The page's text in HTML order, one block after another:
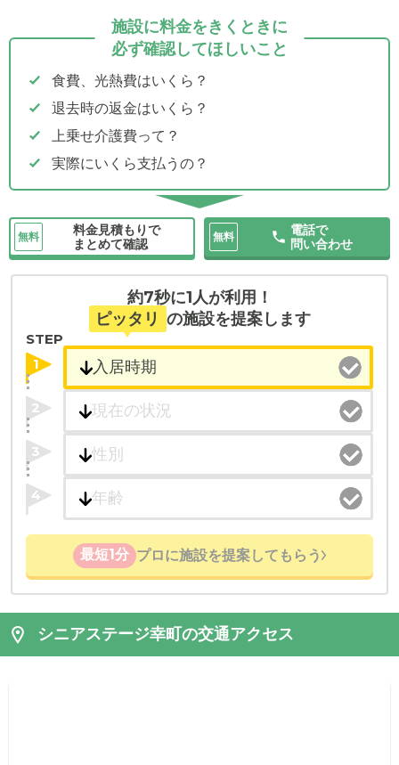
施設に料金をきくときに
必ず確認してほしいこと
食費、光熱費はいくら？
退去時の返金はいくら？
上乗せ介護費って？
実際にいくら支払うの？
無料
料金見積もりで
まとめて確認
無料
電話で
問い合わせ
約7秒に1人が利用！
ピッタリ の施設を提案します
STEP
1
2
3
4
最短1分 プロに施設を提案してもらう
シニアステージ幸町の交通アクセス